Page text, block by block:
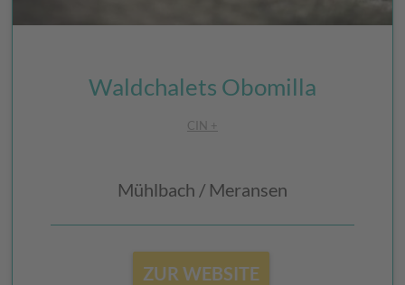
Waldchalets Obomilla
CIN +
Mühlbach / Meransen
ZUR WEBSITE